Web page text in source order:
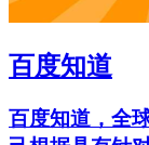
百度知道
百度知道，全